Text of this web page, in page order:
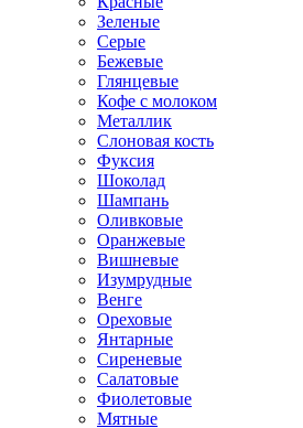
Зеленые
Серые
Бежевые
Глянцевые
Кофе с молоком
Металлик
Слоновая кость
Фуксия
Шоколад
Шампань
Оливковые
Оранжевые
Вишневые
Изумрудные
Венге
Ореховые
Янтарные
Сиреневые
Салатовые
Фиолетовые
Мятные